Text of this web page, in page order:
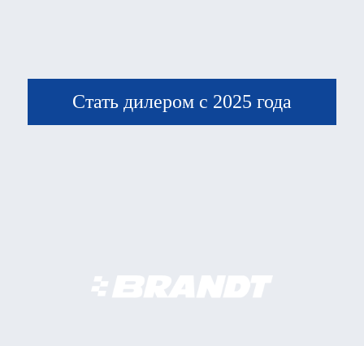
Стать дилером с 2025 года